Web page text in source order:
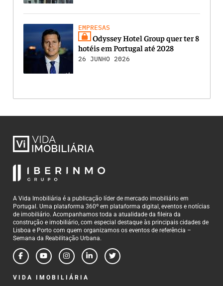
EMPRESAS
Odyssey Hotel Group quer ter 8
hotéis em Portugal até 2028
26 JUNHO 2026
A Vida Imobiliária é a publicação líder de mercado imobiliário em
Portugal. Uma plataforma 360º em plataforma digital, eventos e notícias
de imobiliário. Acompanhamos toda a atualidade da fileira da
construção e imobiliário, com especial destaque às principais cidades de
Lisboa e Porto com quem organizamos os eventos de referência –
Semana da Reabilitação Urbana.
VIDA IMOBILIÁRIA